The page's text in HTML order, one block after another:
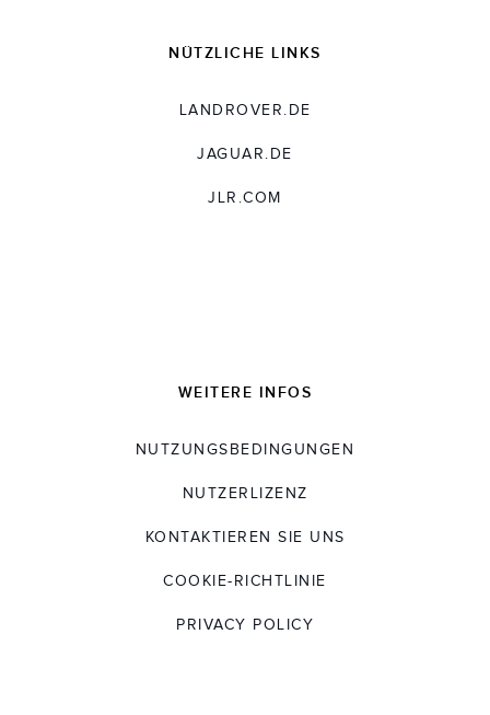
NÜTZLICHE LINKS
LANDROVER.DE
JAGUAR.DE
JLR.COM
WEITERE INFOS
NUTZUNGSBEDINGUNGEN
NUTZERLIZENZ
KONTAKTIEREN SIE UNS
COOKIE-RICHTLINIE
PRIVACY POLICY